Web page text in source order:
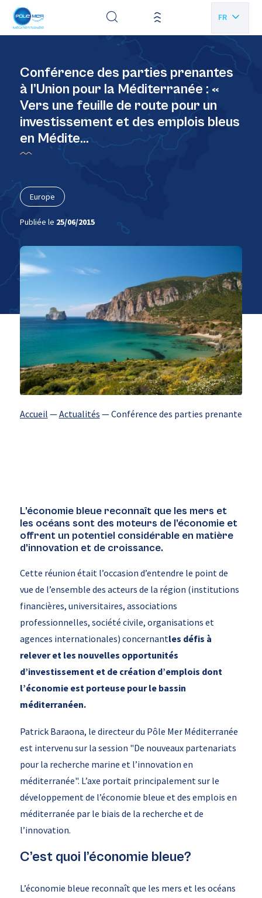
FR
Conférence des parties prenantes
à l’Union pour la Méditerranée : «
Vers une feuille de route pour un
investissement et des emplois bleus
en Médite…
Europe
Publiée le 25/06/2015
Accueil —Actualités —Conférence des parties prenantes à
L’économie bleue reconnaît que les mers et
les océans sont des moteurs de l’économie et
offrent un potentiel considérable en matière
d’innovation et de croissance.
Cette réunion était l’occasion d’entendre le point de
vue de l’ensemble des acteurs de la région (institutions
financières, universitaires, associations
professionnelles, société civile, organisations et
agences internationales) concernantles défis à
relever et les nouvelles opportunités
d’investissement et de création d’emplois dont
l’économie est porteuse pour le bassin
méditerranéen.
Patrick Baraona, le directeur du Pôle Mer Méditerranée
est intervenu sur la session "De nouveaux partenariats
pour la recherche marine et l’innovation en
méditerranée". L’axe portait principalement sur le
développement de l’économie bleue et des emplois en
méditerranée par le biais de la recherche et de
l’innovation.
C’est quoi l’économie bleue?
L’économie bleue reconnaît que les mers et les océans
Panneau de gestion des cookies